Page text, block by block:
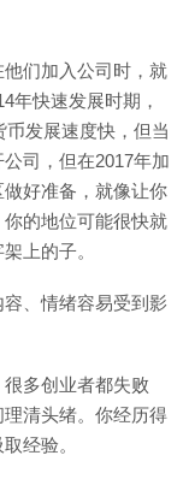
们加入公司时，就
年快速发展时期，
发展速度快，但当
司，但在2017年加
好准备，就像让你
的地位可能很快就
上的子。
、情绪容易受到影
多创业者都失败
清头绪。你经历得
经验。